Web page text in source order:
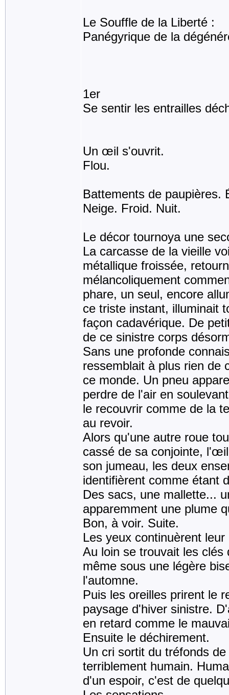
Le Souffle de la Liberté :
Panégyrique de la
1er
Se sentir les entrailles
Un œil s'ouvrit.
Flou.
Battements de paupières.
Neige. Froid. Nuit.
Le décor tournoya une
La carcasse de la vieille
métallique froissée,
mélancoliquement
phare, un seul, encore
ce triste instant, illuminait
façon cadavérique. De
de ce sinistre corps
Sans une profonde
ressemblait à plus rien de
ce monde. Un pneu
perdre de l'air en
le recouvrir comme de la
au revoir.
Alors qu'une autre roue
cassé de sa conjointe,
son jumeau, les deux
identifièrent comme étant
Des sacs, une mallette...
apparemment une plume
Bon, à voir. Suite.
Les yeux continuèrent
Au loin se trouvait les clés
même sous une légère
l'automne.
Puis les oreilles prirent le
paysage d'hiver sinistre.
en retard comme le
Ensuite le déchirement.
Un cri sortit du tréfonds
terriblement humain.
d'un espoir, c'est de